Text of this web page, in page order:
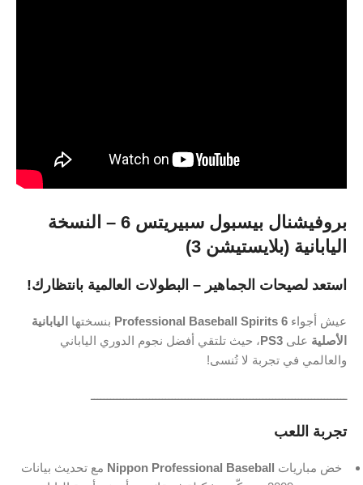
بروفيشنال بيسبول سبيريتس 6 – النسخة
اليابانية (بلايستيشن 3)
استعد لصيحات الجماهير – البطولات العالمية بانتظارك!
عيش أجواء Professional Baseball Spirits 6 بنسختها اليابانية
الأصلية على PS3، حيث تلتقي أفضل نجوم الدوري الياباني
والعالمي في تجربة لا تُنسى!
ـــــــــــــــــــــــــــــــــــــــــــــــــــــــــــــــــــــــــــــــ
تجربة اللعب
خض مباريات Nippon Professional Baseball مع تحديث بيانات